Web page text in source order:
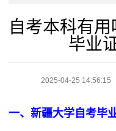
自考本科有
毕业
2025-04-25 14:56:15
一、新疆大学自考毕